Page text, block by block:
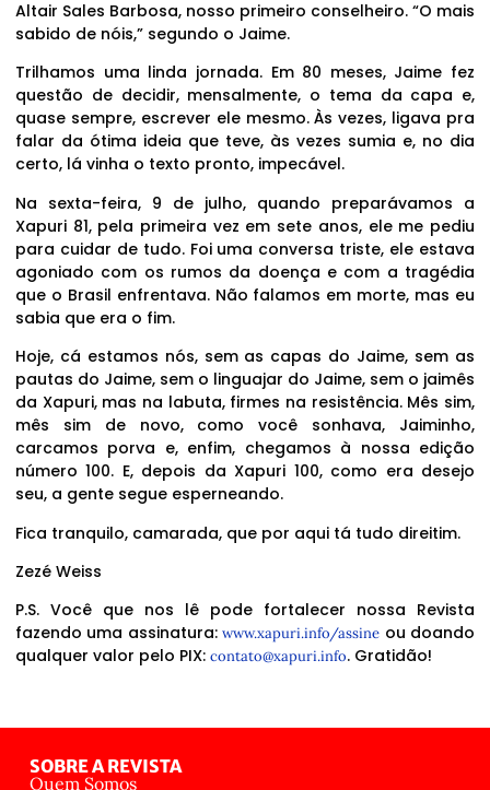
Altair Sales Barbosa, nosso primeiro conselheiro. “O mais
sabido de nóis,” segundo o Jaime.
Trilhamos uma linda jornada. Em 80 meses, Jaime fez
questão de decidir, mensalmente, o tema da capa e,
quase sempre, escrever ele mesmo. Às vezes, ligava pra
falar da ótima ideia que teve, às vezes sumia e, no dia
certo, lá vinha o texto pronto, impecável.
Na sexta-feira, 9 de julho, quando preparávamos a
Xapuri 81, pela primeira vez em sete anos, ele me pediu
para cuidar de tudo. Foi uma conversa triste, ele estava
agoniado com os rumos da doença e com a tragédia
que o Brasil enfrentava. Não falamos em morte, mas eu
sabia que era o fim.
Hoje, cá estamos nós, sem as capas do Jaime, sem as
pautas do Jaime, sem o linguajar do Jaime, sem o jaimês
da Xapuri, mas na labuta, firmes na resistência. Mês sim,
mês sim de novo, como você sonhava, Jaiminho,
carcamos porva e, enfim, chegamos à nossa edição
número 100. E, depois da Xapuri 100, como era desejo
seu, a gente segue esperneando.
Fica tranquilo, camarada, que por aqui tá tudo direitim.
Zezé Weiss
P.S. Você que nos lê pode fortalecer nossa Revista
fazendo uma assinatura:www.xapuri.info/assine ou doando
qualquer valor pelo PIX: contato@xapuri.info. Gratidão!
SOBRE A REVISTA
Quem Somos